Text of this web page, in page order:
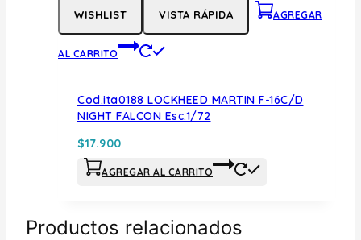
WISHLIST VISTA RÁPIDA AGREGAR
AL CARRITO
Cod.ita0188 LOCKHEED MARTIN F-16C/D
NIGHT FALCON Esc.1/72
$17.900
AGREGAR AL CARRITO
Productos relacionados